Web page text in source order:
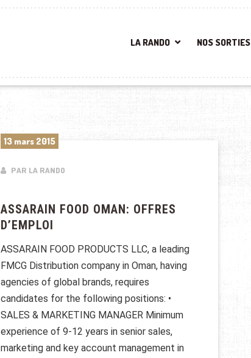
LA RANDO NOS SORTIES
13 mars 2015
PAR LA RANDO
ASSARAIN FOOD OMAN: OFFRES
D’EMPLOI
ASSARAIN FOOD PRODUCTS LLC, a leading
FMCG Distribution company in Oman, having
agencies of global brands, requires
candidates for the following positions: •
SALES & MARKETING MANAGER Minimum
experience of 9-12 years in senior sales,
marketing and key account management in